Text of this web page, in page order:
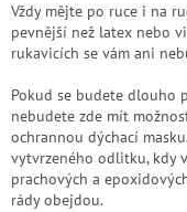
Vždy mějte po ruce i na
pevnější než latex nebo
rukavicích se vám ani
Pokud se budete dlouho
nebudete zde mít
ochrannou dýchací
vytvrzeného odlitku, kdy
prachových a
rády obejdou.